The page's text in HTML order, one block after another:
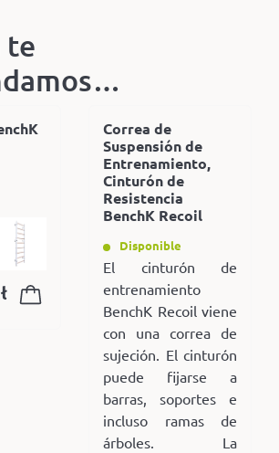
te
Correa de
Suspensión de
Entrenamiento,
Cinturón de
Resistencia
BenchK Recoil
Disponible
El cinturón de
entrenamiento
BenchK Recoil viene
con una correa de
sujeción. El cinturón
puede fijarse a
barras, soportes e
incluso ramas de
árboles. La